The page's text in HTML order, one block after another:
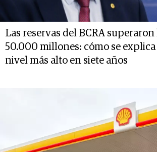
Las reservas del BCRA superaron
50.000 millones: cómo se explica
nivel más alto en siete años